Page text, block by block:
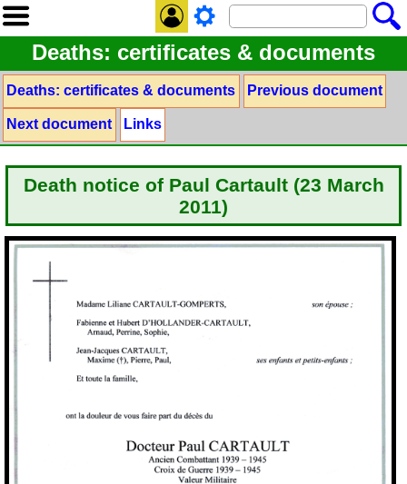
Deaths: certificates & documents
Deaths: certificates & documents Previous document
Next document Links
Death notice of Paul Cartault (23 March
2011)